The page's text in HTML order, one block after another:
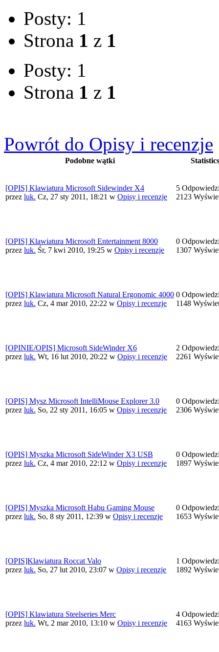
Posty: 1
Strona 1 z 1
Posty: 1
Strona 1 z 1
Powrót do Opisy i recenzje
Podobne wątki Statistics
[OPIS] Klawiatura Microsoft Sidewinder X4
przez luk. Cz, 27 sty 2011, 18:21 w Opisy i recenzje
5
2123
[OPIS] Klawiatura Microsoft Entertainment 8000
przez luk. Śr, 7 kwi 2010, 19:25 w Opisy i recenzje
0
1307
[OPIS] Klawiatura Microsoft Natural Ergonomic 4000
przez luk. Cz, 4 mar 2010, 22:22 w Opisy i recenzje
0
1148
[OPINIE/OPIS] Microsoft SideWinder X6
przez luk. Wt, 16 lut 2010, 20:22 w Opisy i recenzje
2
2261
[OPIS] Mysz Microsoft IntelliMouse Explorer 3.0
przez luk. So, 22 sty 2011, 16:05 w Opisy i recenzje
0
2306
[OPIS] Myszka Microsoft SideWinder X3 USB
przez luk. Cz, 4 mar 2010, 22:12 w Opisy i recenzje
0
1897
[OPIS] Myszka Microsoft Habu Gaming Mouse
przez luk. So, 8 sty 2011, 12:39 w Opisy i recenzje
0
1653
[OPIS]Klawiatura Roccat Valo
przez luk. So, 27 lut 2010, 23:07 w Opisy i recenzje
1
1892
[OPIS] Klawiatura Steelseries Merc
przez luk. Wt, 2 mar 2010, 13:10 w Opisy i recenzje
4
4163